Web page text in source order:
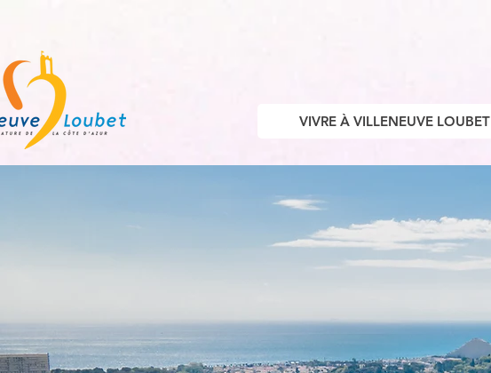
VIVRE À VILLENEUVE LOUBET